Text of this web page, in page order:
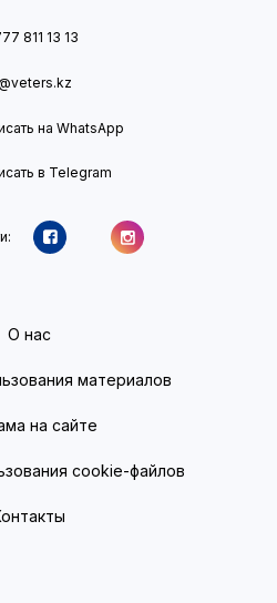
811 13 13
на WhatsApp
в Telegram
О нас
материалов
на сайте
cookie-файлов